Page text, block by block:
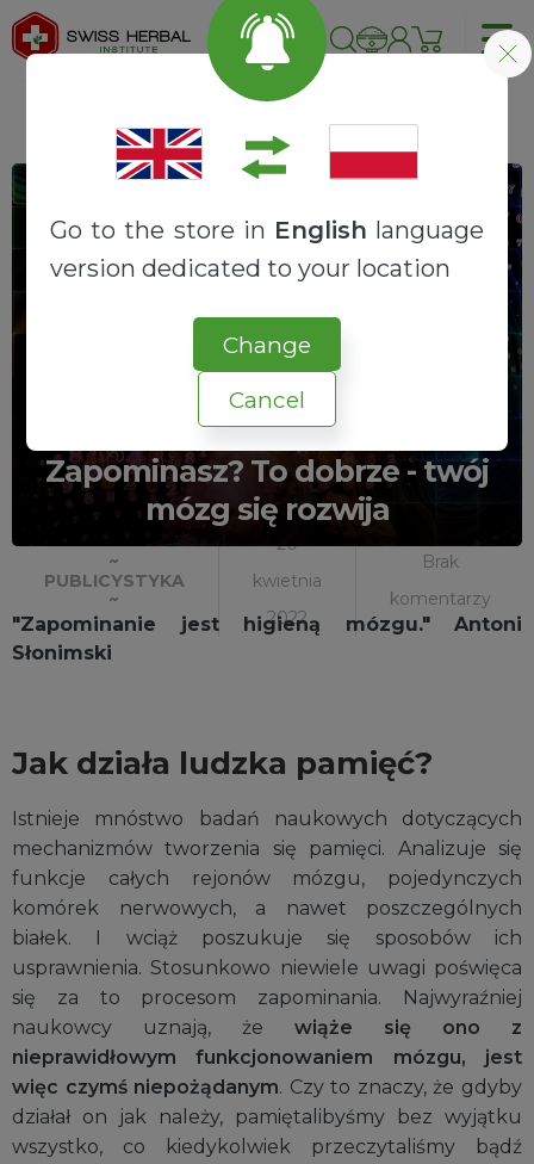
Go to the store in English language
version dedicated to your location
Change
Cancel
Zapominasz? To dobrze - twój
mózg się rozwija
~
PUBLICYSTYKA
~
20
kwietnia
2022
Brak
komentarzy
"Zapominanie jest higieną mózgu." Antoni
Słonimski
Jak działa ludzka pamięć?
Istnieje mnóstwo badań naukowych dotyczących
mechanizmów tworzenia się pamięci. Analizuje się
funkcje całych rejonów mózgu, pojedynczych
komórek nerwowych, a nawet poszczególnych
białek. I wciąż poszukuje się sposobów ich
usprawnienia. Stosunkowo niewiele uwagi poświęca
się za to procesom zapominania. Najwyraźniej
naukowcy uznają, że wiąże się ono z
nieprawidłowym funkcjonowaniem mózgu, jest
więc czymś niepożądanym. Czy to znaczy, że gdyby
działał on jak należy, pamiętalibyśmy bez wyjątku
wszystko, co kiedykolwiek przeczytaliśmy bądź